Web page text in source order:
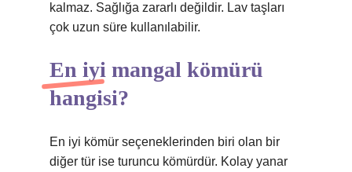
kalmaz. Sağlığa zararlı değildir. Lav taşları
çok uzun süre kullanılabilir.
En iyi mangal kömürü
hangisi?
En iyi kömür seçeneklerinden biri olan bir
diğer tür ise turuncu kömürdür. Kolay yanar